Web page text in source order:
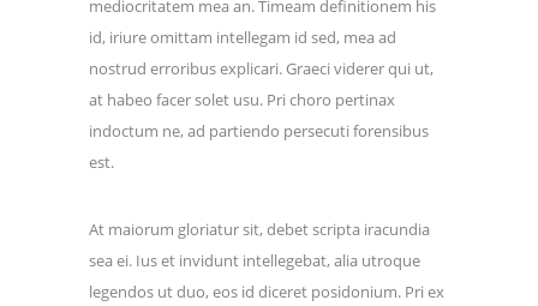
mediocritatem mea an. Timeam definitionem his
id, iriure omittam intellegam id sed, mea ad
nostrud erroribus explicari. Graeci viderer qui ut,
at habeo facer solet usu. Pri choro pertinax
indoctum ne, ad partiendo persecuti forensibus
est.
At maiorum gloriatur sit, debet scripta iracundia
sea ei. Ius et invidunt intellegebat, alia utroque
legendos ut duo, eos id diceret posidonium. Pri ex